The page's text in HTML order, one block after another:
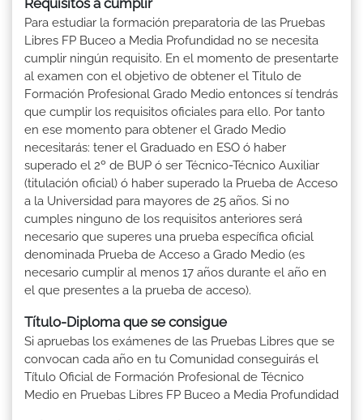
Para estudiar la formación preparatoria de las Pruebas
Libres FP Buceo a Media Profundidad no se necesita
cumplir ningún requisito. En el momento de presentarte
al examen con el objetivo de obtener el Titulo de
Formación Profesional Grado Medio entonces sí tendrás
que cumplir los requisitos oficiales para ello. Por tanto
en ese momento para obtener el Grado Medio
necesitarás: tener el Graduado en ESO ó haber
superado el 2º de BUP ó ser Técnico-Técnico Auxiliar
(titulación oficial) ó haber superado la Prueba de Acceso
a la Universidad para mayores de 25 años. Si no
cumples ninguno de los requisitos anteriores será
necesario que superes una prueba específica oficial
denominada Prueba de Acceso a Grado Medio (es
necesario cumplir al menos 17 años durante el año en
el que presentes a la prueba de acceso).
Título-Diploma que se consigue
Si apruebas los exámenes de las Pruebas Libres que se
convocan cada año en tu Comunidad conseguirás el
Título Oficial de Formación Profesional de Técnico
Medio en Pruebas Libres FP Buceo a Media Profundidad